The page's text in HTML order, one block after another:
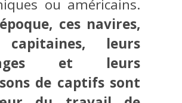
ou américains.
ces navires,
leurs
et leurs
de captifs sont